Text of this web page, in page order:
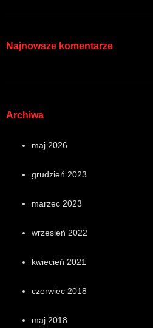
Najnowsze komentarze
Archiwa
maj 2026
grudzień 2023
marzec 2023
wrzesień 2022
kwiecień 2021
czerwiec 2018
maj 2018